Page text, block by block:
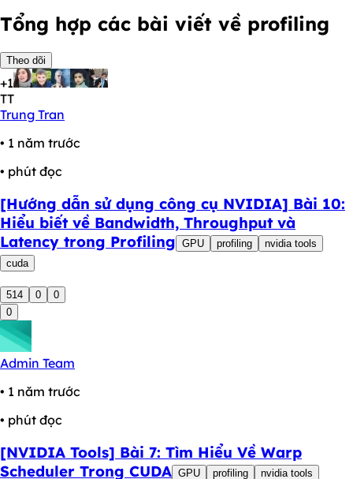
Tổng hợp các bài viết về profiling
Theo dõi
+1
TT
Trung Tran
• 1 năm trước
• phút đọc
[Hướng dẫn sử dụng công cụ NVIDIA] Bài 10:
Hiểu biết về Bandwidth, Throughput và
Latency trong Profiling GPU profiling
nvidia tools
cuda
514 0
0
0
Admin Team
• 1 năm trước
• phút đọc
[NVIDIA Tools] Bài 7: Tìm Hiểu Về Warp
Scheduler Trong CUDA GPU profiling
nvidia tools